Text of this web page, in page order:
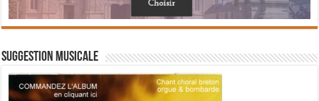
Suggestion musicale